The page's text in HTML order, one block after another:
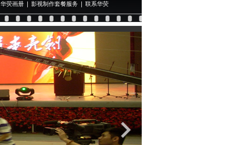
华荧画册| 影视制作套餐服务| 联系华荧